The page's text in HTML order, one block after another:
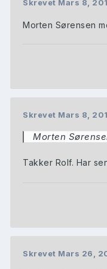
Skrevet Mars 8,
Morten Sørensen
Skrevet Mars 8,
Morten
Takker Rolf. Har
Skrevet Mars 26,